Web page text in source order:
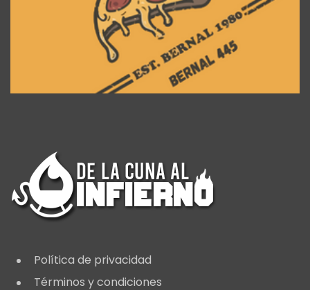
Política de privacidad
Términos y condiciones